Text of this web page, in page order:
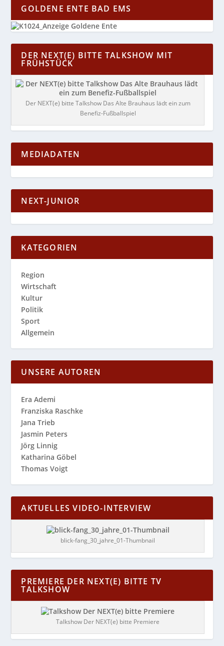
GOLDENE ENTE BAD EMS
DER NEXT(E) BITTE TALKSHOW MIT
FRÜHSTÜCK
Der NEXT(e) bitte Talkshow Das Alte Brauhaus lädt ein zum
Benefiz-Fußballspiel
MEDIADATEN
NEXT-JUNIOR
KATEGORIEN
Region
Wirtschaft
Kultur
Politik
Sport
Allgemein
UNSERE AUTOREN
Era Ademi
Franziska Raschke
Jana Trieb
Jasmin Peters
Jörg Linnig
Katharina Göbel
Thomas Voigt
AKTUELLES VIDEO-INTERVIEW
blick-fang_30_jahre_01-Thumbnail
PREMIERE DER NEXT(E) BITTE TV
TALKSHOW
Talkshow Der NEXT(e) bitte Premiere